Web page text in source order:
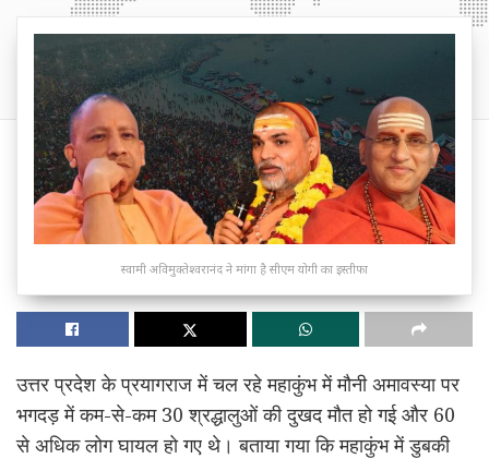
स्वामी अविमुक्तेश्वरानंद ने मांगा है सीएम योगी का इस्तीफा
उत्तर प्रदेश के प्रयागराज में चल रहे महाकुंभ में मौनी अमावस्या पर
भगदड़ में कम-से-कम 30 श्रद्धालुओं की दुखद मौत हो गई और 60
से अधिक लोग घायल हो गए थे। बताया गया कि महाकुंभ में डुबकी